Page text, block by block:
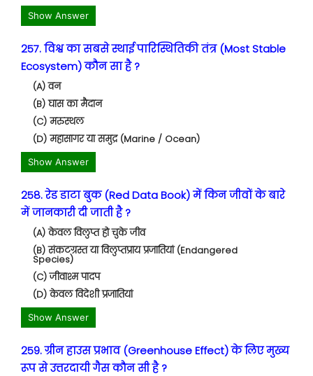
Show Answer
257. विश्व का सबसे स्थाई पारिस्थितिकी तंत्र (Most Stable
Ecosystem) कौन सा है ?
(A) वन
(B) घास का मैदान
(C) मरुस्थल
(D) महासागर या समुद्र (Marine / Ocean)
Show Answer
258. रेड डाटा बुक (Red Data Book) में किन जीवों के बारे
में जानकारी दी जाती है ?
(A) केवल विलुप्त हो चुके जीव
(B) संकटग्रस्त या विलुप्तप्राय प्रजातियां (Endangered
Species)
(C) जीवाश्म पादप
(D) केवल विदेशी प्रजातियां
Show Answer
259. ग्रीन हाउस प्रभाव (Greenhouse Effect) के लिए मुख्य
रूप से उत्तरदायी गैस कौन सी है ?